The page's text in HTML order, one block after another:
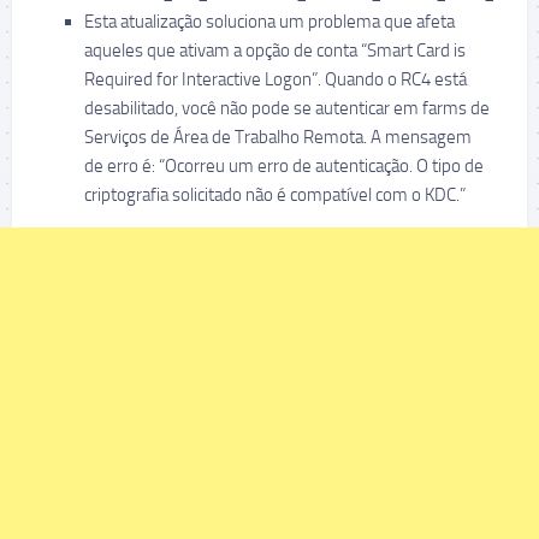
Esta atualização soluciona um problema que afeta
aqueles que ativam a opção de conta “Smart Card is
Required for Interactive Logon”. Quando o RC4 está
desabilitado, você não pode se autenticar em farms de
Serviços de Área de Trabalho Remota. A mensagem
de erro é: “Ocorreu um erro de autenticação. O tipo de
criptografia solicitado não é compatível com o KDC.”